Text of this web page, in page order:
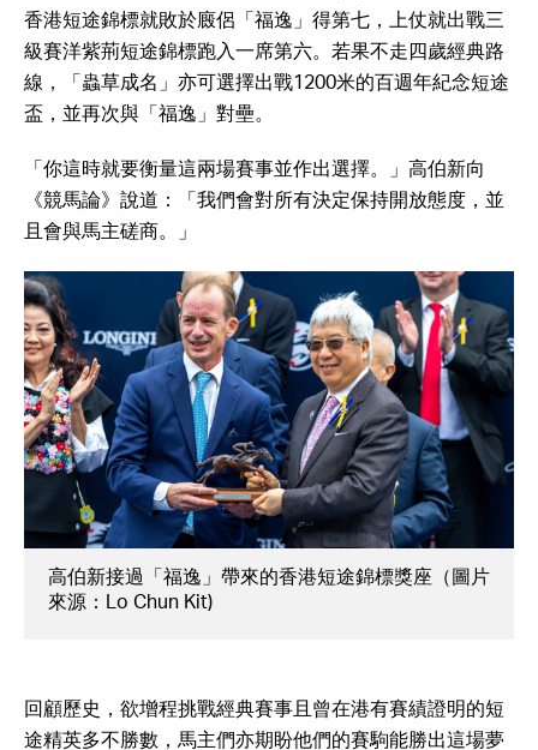
香港短途錦標就敗於廄侶「福逸」得第七，上仗就出戰三
級賽洋紫荊短途錦標跑入一席第六。若果不走四歲經典路
線，「蟲草成名」亦可選擇出戰1200米的百週年紀念短途
盃，並再次與「福逸」對壘。
「你這時就要衡量這兩場賽事並作出選擇。」高伯新向
《競馬論》說道：「我們會對所有決定保持開放態度，並
且會與馬主磋商。」
高伯新接過「福逸」帶來的香港短途錦標獎座（圖片
來源：Lo Chun Kit)
回顧歷史，欲增程挑戰經典賽事且曾在港有賽績證明的短
途精英多不勝數，馬主們亦期盼他們的賽駒能勝出這場夢